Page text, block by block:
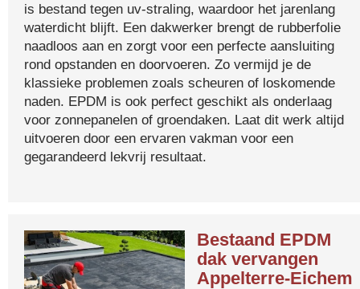
is bestand tegen uv-straling, waardoor het jarenlang
waterdicht blijft. Een dakwerker brengt de rubberfolie
naadloos aan en zorgt voor een perfecte aansluiting
rond opstanden en doorvoeren. Zo vermijd je de
klassieke problemen zoals scheuren of loskomende
naden. EPDM is ook perfect geschikt als onderlaag
voor zonnepanelen of groendaken. Laat dit werk altijd
uitvoeren door een ervaren vakman voor een
gegarandeerd lekvrij resultaat.
Bestaand EPDM
dak vervangen
Appelterre-Eichem